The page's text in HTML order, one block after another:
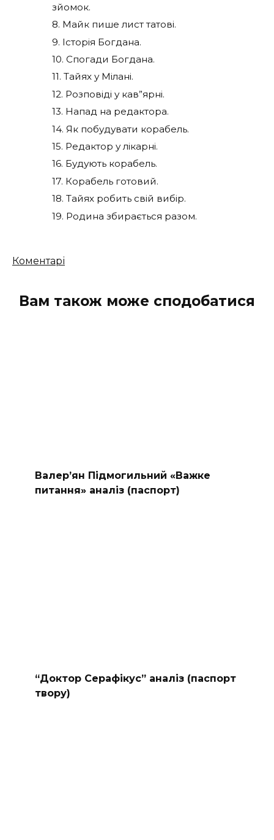
зйомок.
8. Майк пише лист татові.
9. Історія Богдана.
10. Спогади Богдана.
11. Тайях у Мілані.
12. Розповіді у кав”ярні.
13. Напад на редактора.
14. Як побудувати корабель.
15. Редактор у лікарні.
16. Будують корабель.
17. Корабель готовий.
18. Тайях робить свій вибір.
19. Родина збирається разом.
Кількість
Коментарі
Вам також може сподобатися
Валер’ян Підмогильний «Важке
питання» аналіз (паспорт)
“Доктор Серафікус” аналіз (паспорт
твору)